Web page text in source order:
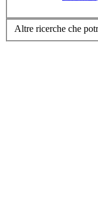
Altre ricerche che